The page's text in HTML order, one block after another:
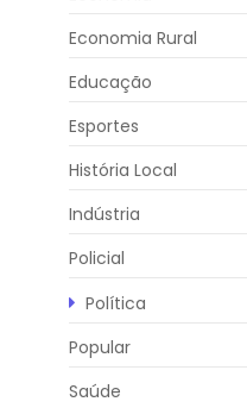
Economia Rural
Educação
Esportes
História Local
Indústria
Policial
Política
Popular
Saúde